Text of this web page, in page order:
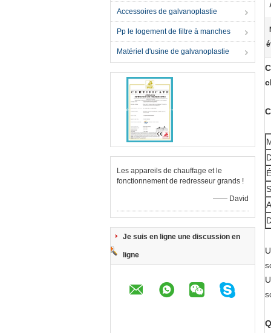
Accessoires de galvanoplastie
Pp le logement de filtre à manches
Matériel d'usine de galvanoplastie
Les appareils de chauffage et le
fonctionnement de redresseur grands !
—— David
Je suis en ligne une discussion en
ligne